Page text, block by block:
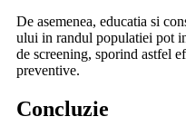
De asemenea, educatia si
ului in randul populatiei pot
de screening, sporind astfel
preventive.
Concluzie